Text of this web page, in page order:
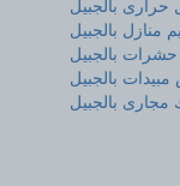
بالجبيل
منازل بالجبيل
بالجبيل
بالجبيل
بالجبيل